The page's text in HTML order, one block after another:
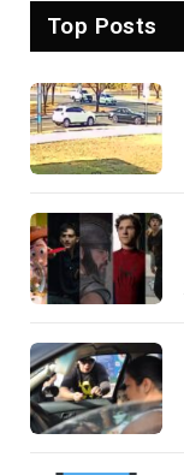
Top Posts